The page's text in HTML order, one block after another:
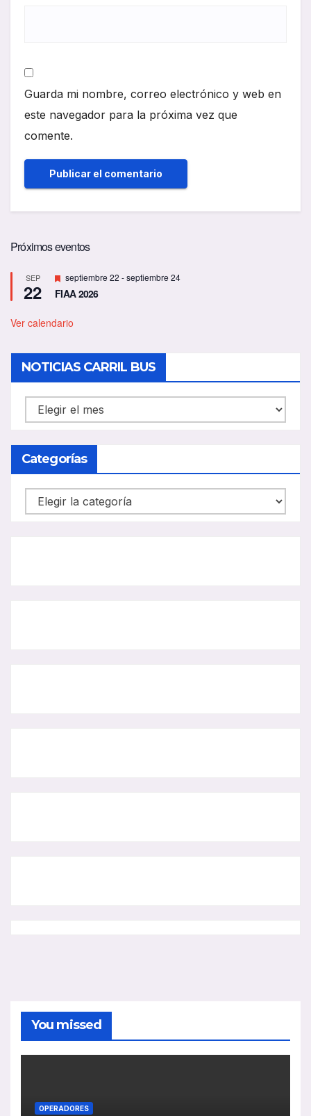
Guarda mi nombre, correo electrónico y web en
este navegador para la próxima vez que
comente.
Próximos eventos
SEP
22
D
e
s
a
d
o
septiembre 22 -septiembre 24
FIAA 2026
Ver calendario
NOTICIAS CARRIL BUS
NOTICIAS
CARRIL
BUS
Categorías
Categorías
You missed
OPERADORES